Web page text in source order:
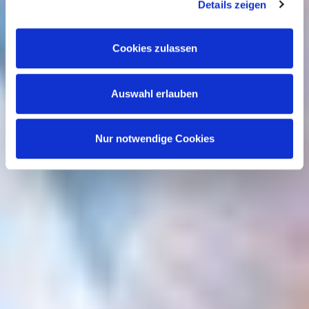
Richtlinie
aufrufen. Sie können Ihre Einwilligung jederzeit
widerrufen, ohne dass hiervon die Zulässigkeit der
vorherigen Datenverarbeitung berührt wird.
Details zeigen
Cookies zulassen
Auswahl erlauben
Nur notwendige Cookies